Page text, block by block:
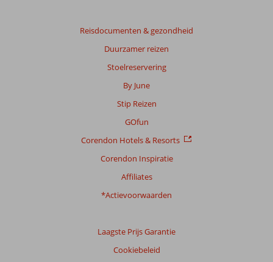
Reisdocumenten & gezondheid
Duurzamer reizen
Stoelreservering
By June
Stip Reizen
GOfun
Corendon Hotels & Resorts
Corendon Inspiratie
Affiliates
*Actievoorwaarden
Laagste Prijs Garantie
Cookiebeleid